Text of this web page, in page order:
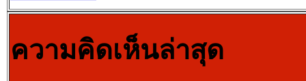
ความคิดเห็นล่าสุด